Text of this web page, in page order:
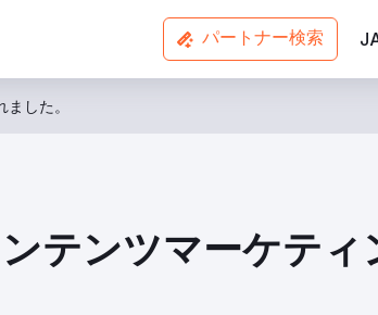
パートナー検索
した。
テンツマーケティ